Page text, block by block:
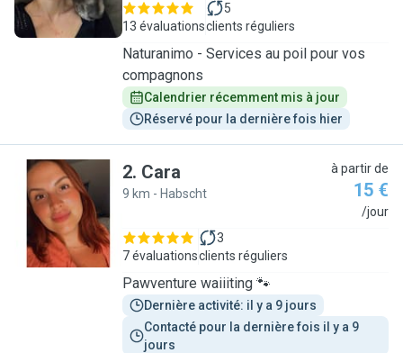
13 évaluations
5
clients réguliers
Naturanimo - Services au poil pour vos
compagnons
Calendrier récemment mis à jour
Réservé pour la dernière fois hier
C
2. Cara
9 km - Habscht
à partir de
15 €
/jour
7 évaluations
3
clients réguliers
Pawventure waiiiting 🐾
Dernière activité: il y a 9 jours
Contacté pour la dernière fois il y a 9
jours